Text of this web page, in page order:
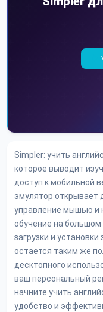
Simpler: учить
которое выводит
доступ к мобильной
эмулятор открывает
управление мышью и
обучение на
загрузки и
остается таким же
десктопного
ваш персональный
начните учить
удобство и